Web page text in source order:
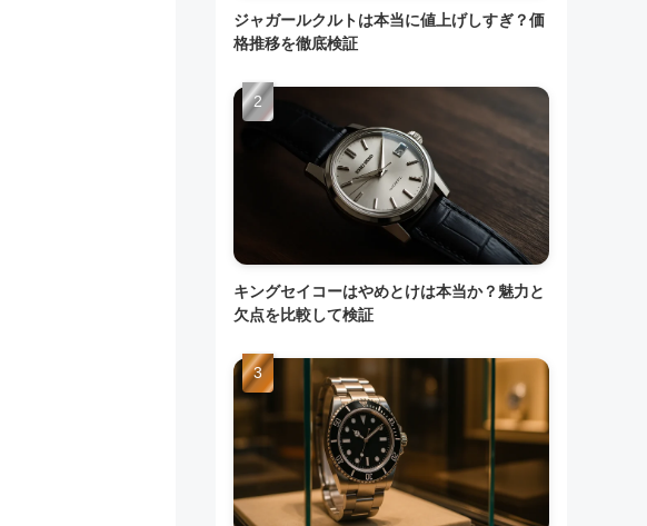
ジャガールクルトは本当に値上げしすぎ？価
格推移を徹底検証
キングセイコーはやめとけは本当か？魅力と
欠点を比較して検証